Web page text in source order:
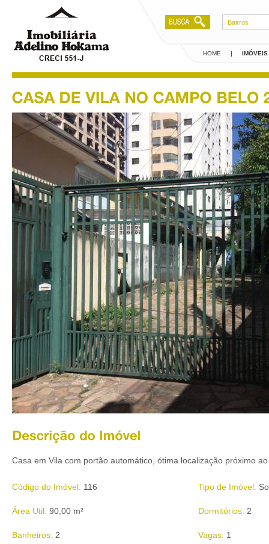
Bairros
HOME | IMÓVEIS
Casa em Vila com portão automático, ótima localização próximo
Código do Imóvel: 116 Tipo de Imóvel:
Área Util: 90,00 m² Dormitórios: 2
Banheiros: 2 Vagas: 1